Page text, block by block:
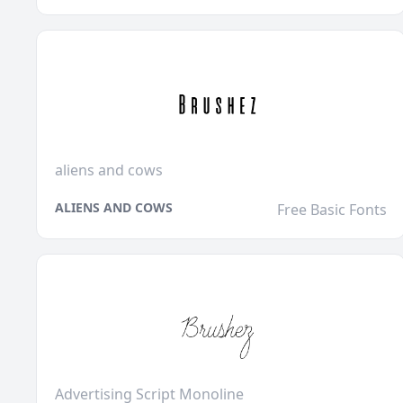
aliens and cows
ALIENS AND COWS Free Basic Fonts
Advertising Script Monoline